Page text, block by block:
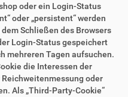
oder ein Login-Status
oder „persistent“ werden
Schließen des Browsers
Login-Status gespeichert
mehreren Tagen aufsuchen.
die Interessen der
oder
Als „Third-Party-Cookie“